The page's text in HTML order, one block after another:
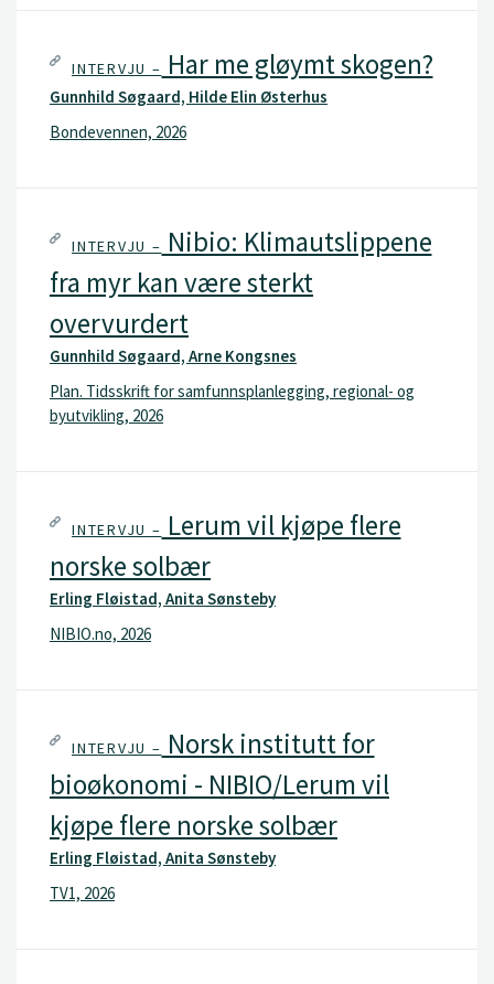
INTERVJU – Har me gløymt skogen?
Gunnhild Søgaard, Hilde Elin Østerhus
Bondevennen, 2026
INTERVJU – Nibio: Klimautslippene
fra myr kan være sterkt
overvurdert
Gunnhild Søgaard, Arne Kongsnes
Plan. Tidsskrift for samfunnsplanlegging, regional- og
byutvikling, 2026
INTERVJU – Lerum vil kjøpe flere
norske solbær
Erling Fløistad, Anita Sønsteby
NIBIO.no, 2026
INTERVJU – Norsk institutt for
bioøkonomi - NIBIO/Lerum vil
kjøpe flere norske solbær
Erling Fløistad, Anita Sønsteby
TV1, 2026